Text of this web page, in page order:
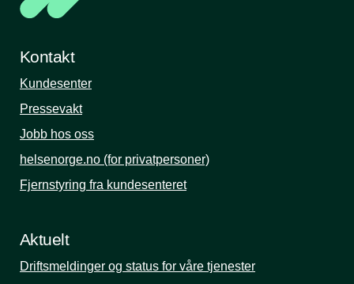
Kontakt
Kundesenter
Pressevakt
Jobb hos oss
helsenorge.no (for privatpersoner)
Fjernstyring fra kundesenteret
Aktuelt
Driftsmeldinger og status for våre tjenester